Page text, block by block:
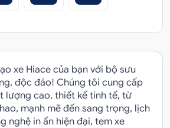
xe Hiace của bạn với bộ sưu
độc đáo! Chúng tôi cung cấp
lượng cao, thiết kế tinh tế, từ
mạnh mẽ đến sang trọng, lịch
nghệ in ấn hiện đại, tem xe